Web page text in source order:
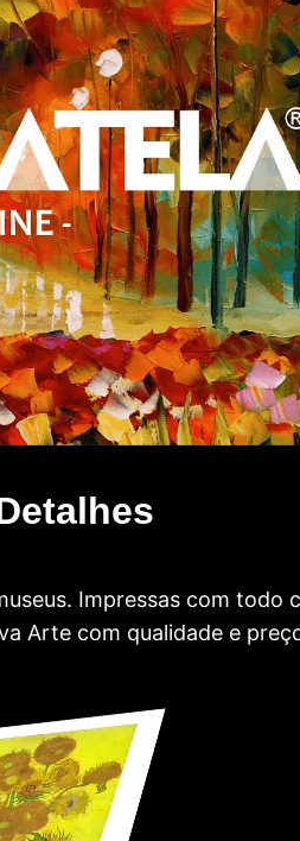
Impressas com todo
Arte com qualidade e